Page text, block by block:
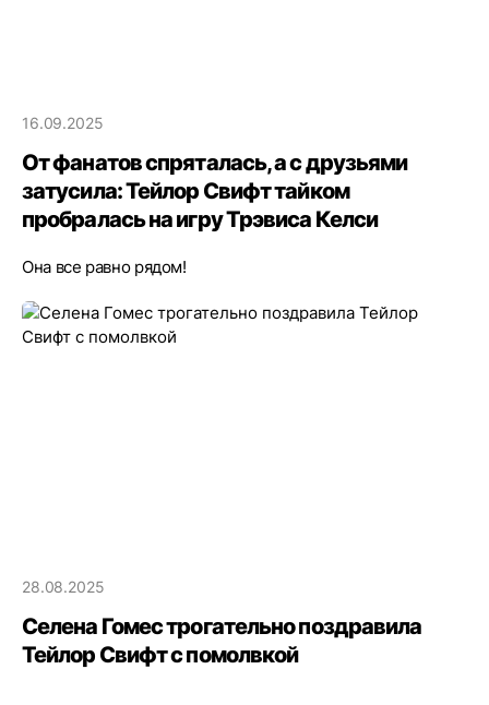
16.09.2025
От фанатов спряталась, а с друзьями
затусила: Тейлор Свифт тайком
пробралась на игру Трэвиса Келси
Она все равно рядом!
28.08.2025
Селена Гомес трогательно поздравила
Тейлор Свифт с помолвкой